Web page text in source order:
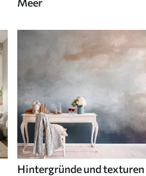
Hintergründe und texturen